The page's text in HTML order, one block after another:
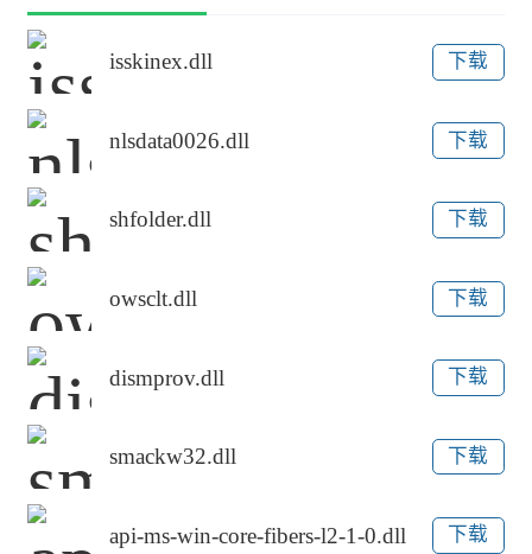
isskinex.dll 下载
nlsdata0026.dll 下载
shfolder.dll 下载
owsclt.dll 下载
dismprov.dll 下载
smackw32.dll 下载
api-ms-win-core-fibers-l2-1-0.dll 下载